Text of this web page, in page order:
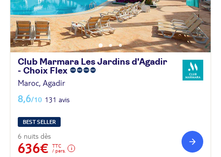
Club Marmara Les Jardins d'Agadir
- Choix Flex
Maroc, Agadir
8,6/10 131 avis
BEST SELLER
6 nuits dès
636€
TTC
/ pers.